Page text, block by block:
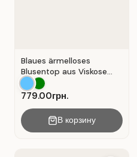
Blaues ärmelloses
Blusentop aus Viskose
mit V-Ausschnitt . Blau .
779.00грн.
В корзину